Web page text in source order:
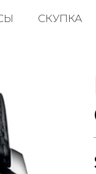
СКУПКА